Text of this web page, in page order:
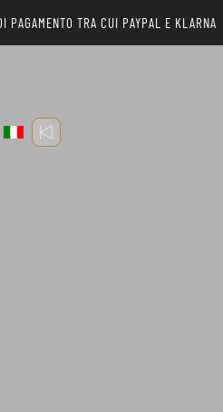
PAGAMENTO TRA CUI PAYPAL E KLARNA